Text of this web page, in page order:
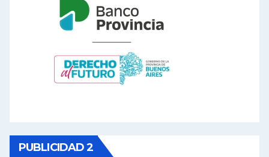
PUBLICIDAD 2